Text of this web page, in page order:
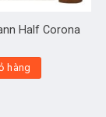
Half Corona
hàng